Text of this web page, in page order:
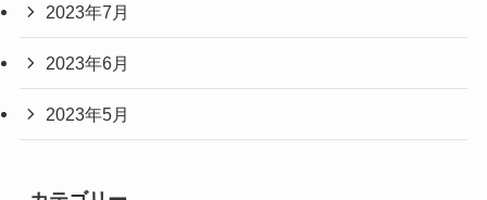
2023年7月
2023年6月
2023年5月